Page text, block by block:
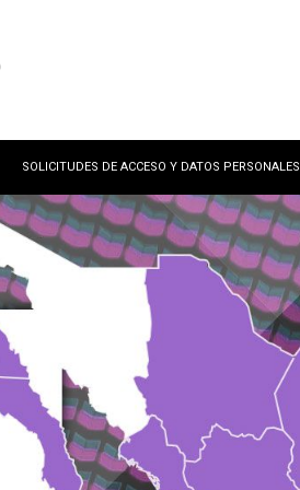
SOLICITUDES DE ACCESO Y DATOS PERSONALES